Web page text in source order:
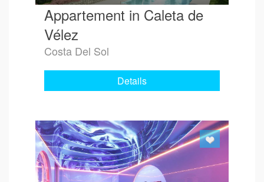
Appartement in Caleta de
Vélez
Costa Del Sol
Details